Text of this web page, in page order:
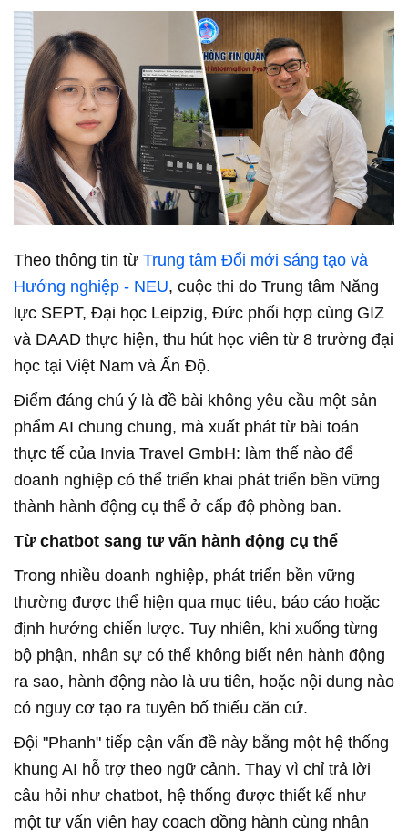
Theo thông tin từ Trung tâm Đổi mới sáng tạo và
Hướng nghiệp - NEU, cuộc thi do Trung tâm Năng
lực SEPT, Đại học Leipzig, Đức phối hợp cùng GIZ
và DAAD thực hiện, thu hút học viên từ 8 trường đại
học tại Việt Nam và Ấn Độ.
Điểm đáng chú ý là đề bài không yêu cầu một sản
phẩm AI chung chung, mà xuất phát từ bài toán
thực tế của Invia Travel GmbH: làm thế nào để
doanh nghiệp có thể triển khai phát triển bền vững
thành hành động cụ thể ở cấp độ phòng ban.
Từ chatbot sang tư vấn hành động cụ thể
Trong nhiều doanh nghiệp, phát triển bền vững
thường được thể hiện qua mục tiêu, báo cáo hoặc
định hướng chiến lược. Tuy nhiên, khi xuống từng
bộ phận, nhân sự có thể không biết nên hành động
ra sao, hành động nào là ưu tiên, hoặc nội dung nào
có nguy cơ tạo ra tuyên bố thiếu căn cứ.
Đội "Phanh" tiếp cận vấn đề này bằng một hệ thống
khung AI hỗ trợ theo ngữ cảnh. Thay vì chỉ trả lời
câu hỏi như chatbot, hệ thống được thiết kế như
một tư vấn viên hay coach đồng hành cùng nhân